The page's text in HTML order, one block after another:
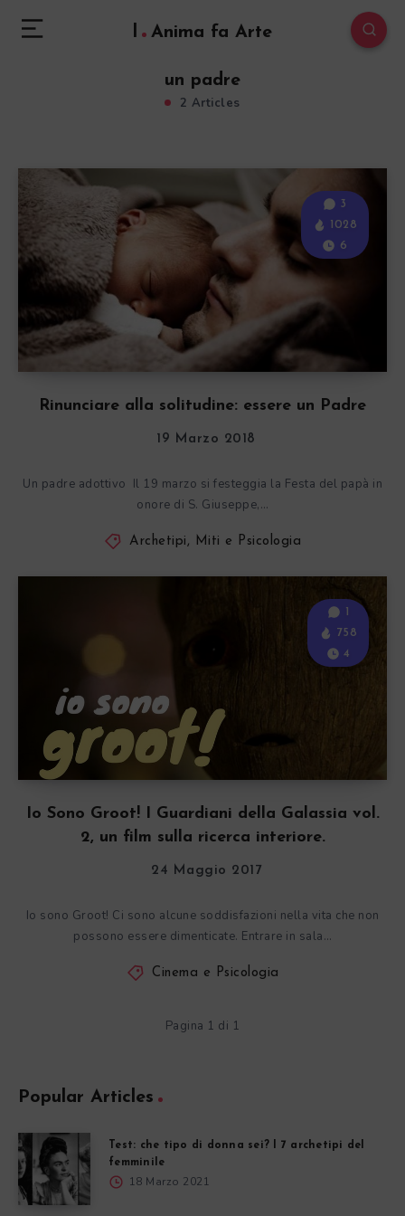
l Anima fa Arte
un padre
2 Articles
Rinunciare alla solitudine: essere un Padre
3
1028
6
19 Marzo 2018
Un padre adottivo Il 19 marzo si festeggia la Festa del papà in
onore di S. Giuseppe,…
Archetipi, Miti e Psicologia
Io Sono Groot! I Guardiani della Galassia vol.
2, un film sulla ricerca interiore.
1
758
4
24 Maggio 2017
Io sono Groot! Ci sono alcune soddisfazioni nella vita che non
possono essere dimenticate. Entrare in sala…
Cinema e Psicologia
Pagina 1 di 1
Popular Articles
Test: che tipo di donna sei? I 7 archetipi del
femminile
18 Marzo 2021